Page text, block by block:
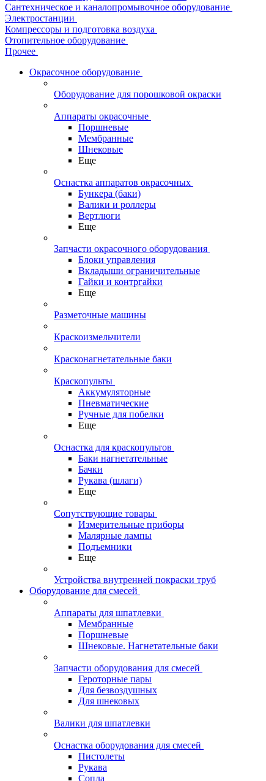
Сантехническое и каналопромывочное оборудование
Электростанции
Компрессоры и подготовка воздуха
Отопительное оборудование
Прочее
Окрасочное оборудование
Оборудование для порошковой окраски
Аппараты окрасочные
Поршневые
Мембранные
Шнековые
Еще
Оснастка аппаратов окрасочных
Бункера (баки)
Валики и роллеры
Вертлюги
Еще
Запчасти окрасочного оборудования
Блоки управления
Вкладыши ограничительные
Гайки и контргайки
Еще
Разметочные машины
Краскоизмельчители
Красконагнетательные баки
Краскопульты
Аккумуляторные
Пневматические
Ручные для побелки
Еще
Оснастка для краскопультов
Баки нагнетательные
Бачки
Рукава (шлаги)
Еще
Сопутствующие товары
Измерительные приборы
Малярные лампы
Подъемники
Еще
Устройства внутренней покраски труб
Оборудование для смесей
Аппараты для шпатлевки
Мембранные
Поршневые
Шнековые. Нагнетательные баки
Запчасти оборудования для смесей
Героторные пары
Для безвоздушных
Для шнековых
Валики для шпатлевки
Оснастка оборудования для смесей
Пистолеты
Рукава
Сопла